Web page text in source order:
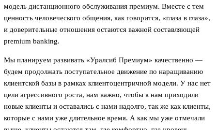
модель дистанционного обслуживания премиум. Вместе с тем
ценность человеческого общения, как говорится, «глаза в глаза»,
и доверительные отношения остаются важной составляющей
premium banking.
Мы планируем развивать «Уралсиб Премиум» качественно —
будем продолжать поступательное движение по наращиванию
клиентской базы в рамках клиентоцентричной модели. У нас нет
цели агрессивного роста, нам важно, чтобы к нам приходили
новые клиенты и оставались с нами надолго, так же как клиенты,
которые с нами уже длительное время. А как мы уже отмечали